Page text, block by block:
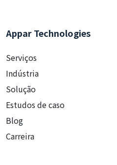
Appar Technologies
Serviços
Indústria
Solução
Estudos de caso
Blog
Carreira